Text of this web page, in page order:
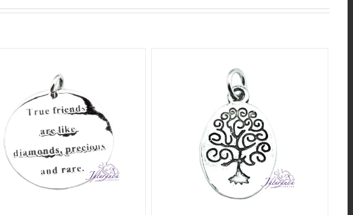
AÑADIR AL CARRITO / QUICK VIEW